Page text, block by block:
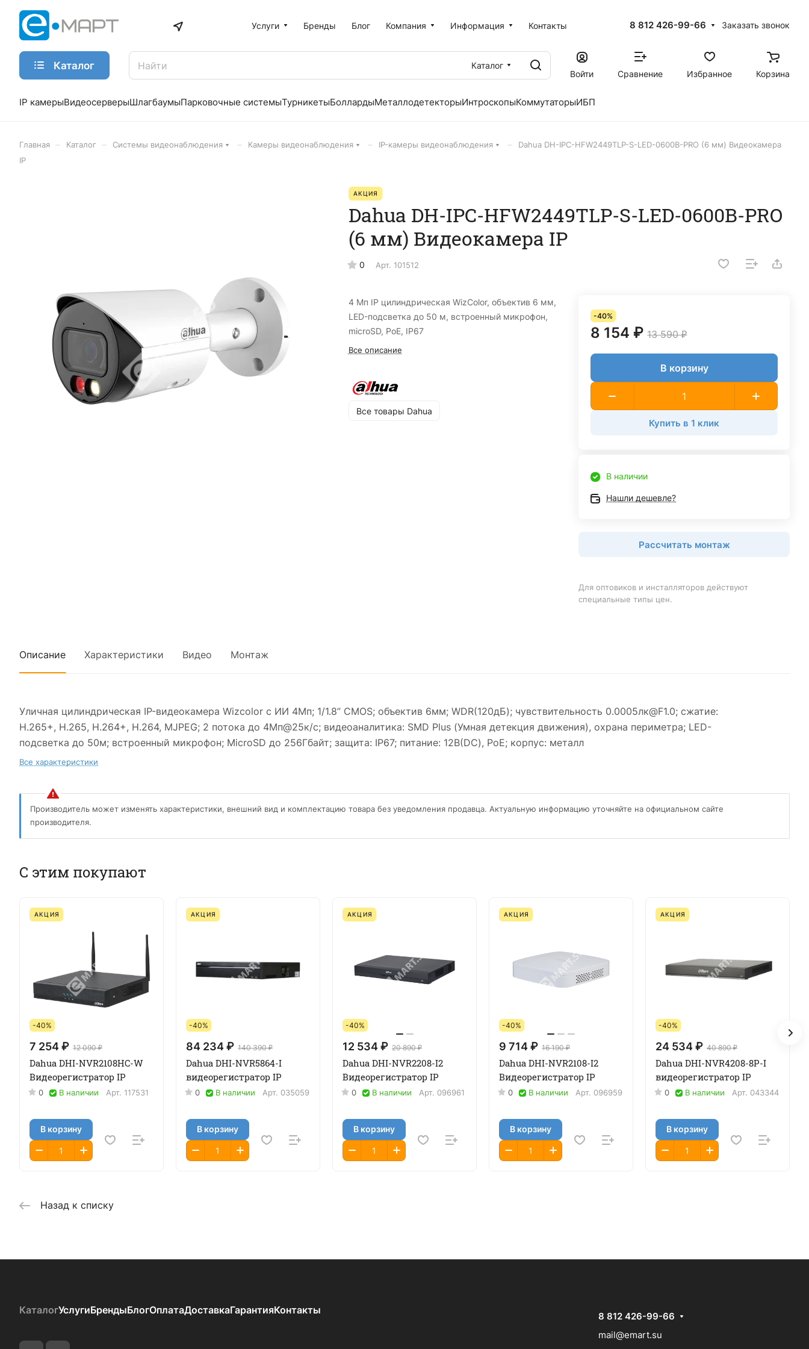
Услуги Бренды Блог Компания Информация Контакты 8 812 426-99-66 Заказать звонок
Каталог
Каталог
Войти
Сравнение Избранное Корзина
IP камерыВидеосерверыШлагбаумыПарковочные системыТурникетыБоллардыМеталлодетекторыИнтроскопыКоммутаторыИБП
Главная Каталог Системы видеонаблюдения Камеры видеонаблюдения IP-камеры видеонаблюдения
Dahua DH-IPC-HFW2449TLP-S-LED-0600B-PRO (6 мм) Видеокамера
IP
АКЦИЯ
Dahua DH-IPC-HFW2449TLP-S-LED-0600B-PRO
(6 мм) Видеокамера IP
0 Арт. 101512
4 Мп IP цилиндрическая WizColor, объектив 6 мм,
LED-подсветка до 50 м, встроенный микрофон,
microSD, PoE, IP67
Все описание
Все товары Dahua
-40%
8 154 ₽ 13 590 ₽
В корзину
Купить в 1 клик
В наличии
Нашли дешевле?
Рассчитать монтаж
Для оптовиков и инсталляторов действуют
специальные типы цен.
Описание Характеристики Видео Монтаж
Уличная цилиндрическая IP-видеокамера Wizcolor с ИИ 4Мп; 1/1.8” CMOS; объектив 6мм; WDR(120дБ); чувствительность 0.0005лк@F1.0; сжатие:
H.265+, H.265, H.264+, H.264, MJPEG; 2 потока до 4Мп@25к/с; видеоаналитика: SMD Plus (Умная детекция движения), охрана периметра; LED-
подсветка до 50м; встроенный микрофон; MicroSD до 256Гбайт; защита: IP67; питание: 12В(DC), PoE; корпус: металл
Все характеристики
Производитель может изменять характеристики, внешний вид и комплектацию товара без уведомления продавца. Актуальную информацию уточняйте на официальном сайте
производителя.
С этим покупают
АКЦИЯ
-40%
7 254 ₽ 12 090 ₽
Dahua DHI-NVR2108HC-W
Видеорегистратор IP
0 В наличии Арт. 117531
В корзину
АКЦИЯ
-40%
84 234 ₽ 140 390 ₽
Dahua DHI-NVR5864-I
видеорегистратор IP
0 В наличии Арт. 035059
В корзину
АКЦИЯ
-40%
12 534 ₽ 20 890 ₽
Dahua DHI-NVR2208-I2
Видеорегистратор IP
0 В наличии Арт. 096961
В корзину
АКЦИЯ
-40%
9 714 ₽ 16 190 ₽
Dahua DHI-NVR2108-I2
Видеорегистратор IP
0 В наличии Арт. 096959
В корзину
АКЦИЯ
-40%
24 534 ₽ 40 890 ₽
Dahua DHI-NVR4208-8P-I
видеорегистратор IP
0 В наличии Арт. 043344
В корзину
Назад к списку
КаталогУслугиБрендыБлогОплатаДоставкаГарантияКонтакты
8 812 426-99-66
mail@emart.su